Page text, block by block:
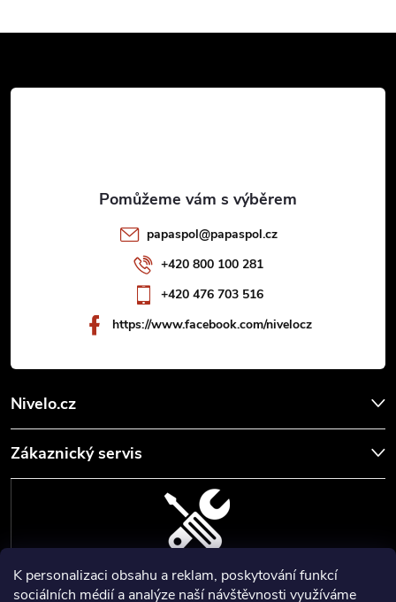
K personalizaci obsahu a reklam, poskytování funkcí
sociálních médií a analýze naší návštěvnosti využíváme
á
Nivelo.cz
Zákaznický servis
papaspol@papaspol.cz
+420 800 100 281
+420 476 703 516
https://www.facebook.com/nivelocz
SERVIS, SEŘÍZENÍ A KALIBRACE